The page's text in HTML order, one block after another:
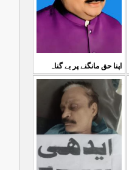
04 Aug 2026
اپنا حق مانگنے پر بے گناہ
کشمیریوں کو گولیاں مارکر
شہ رگ کوکاٹ دیا گی
31 Jul 2026